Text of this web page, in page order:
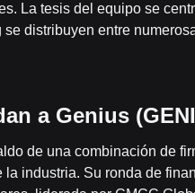
La tesis del equipo se
se distribuyen entre
a Genius
de una combinación de
la industria. Su ronda de